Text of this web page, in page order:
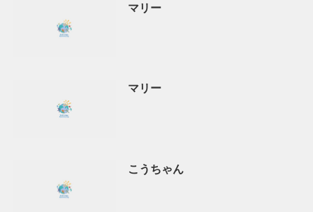
マリー
マリー
こうちゃん